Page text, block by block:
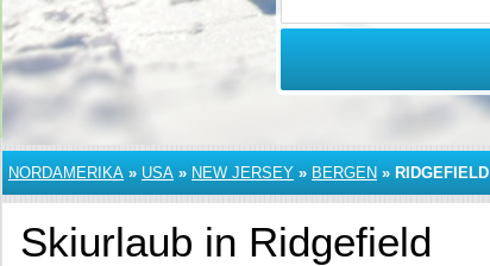
NORDAMERIKA » USA » NEW JERSEY » BERGEN » RIDGEFIELD
Skiurlaub in Ridgefield